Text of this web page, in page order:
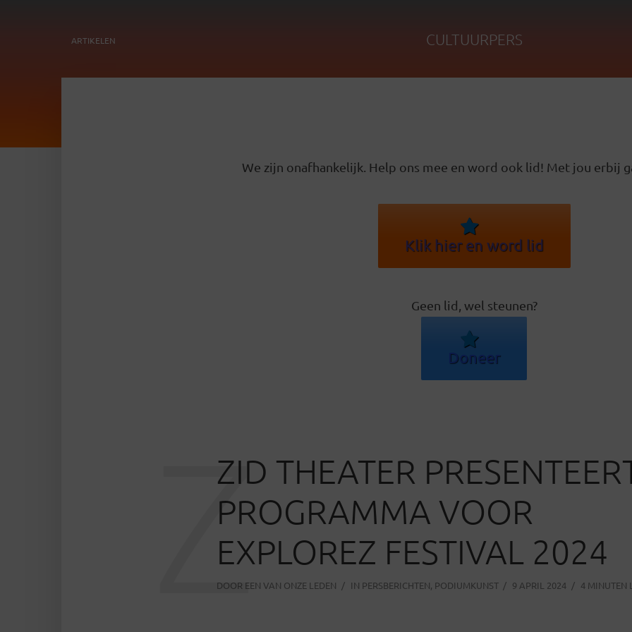
ARTIKELEN CULTUURPERS
We zijn onafhankelijk. Help ons mee en word ook lid! Met jou erbij
Klik hier en word lid
Geen lid, wel steunen?
Doneer
ZID THEATER
PROGRAMMA VOOR
EXPLOREZ FESTIVAL 2024
DOOR EEN VAN ONZE LEDEN IN PERSBERICHTEN, PODIUMKUNST 9 APRIL 2024 4 MINUTEN
Z